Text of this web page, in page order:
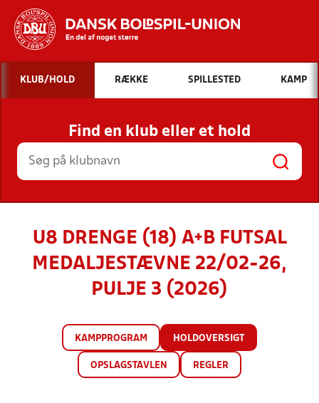
Hvad vil du søge efter?
INDHOLD OG NYHEDER
STILLINGER, RESULTATER, KLUBBER OG
HOLD
KLUB/HOLD RÆKKE SPILLESTED KAMP
Find en klub eller et hold
U8 DRENGE (18) A+B FUTSAL
MEDALJESTÆVNE 22/02-26,
PULJE 3 (2026)
KAMPPROGRAM HOLDOVERSIGT
OPSLAGSTAVLEN REGLER